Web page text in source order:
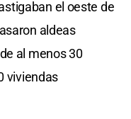
el oeste de
aldeas
al menos 30
viviendas